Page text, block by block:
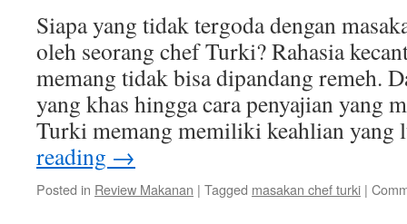
Siapa yang tidak tergoda dengan
oleh seorang chef Turki? Rahasia
memang tidak bisa dipandang remeh.
yang khas hingga cara penyajian yang
Turki memang memiliki keahlian
reading →
Posted in Review Makanan | Tagged masakan chef turki |